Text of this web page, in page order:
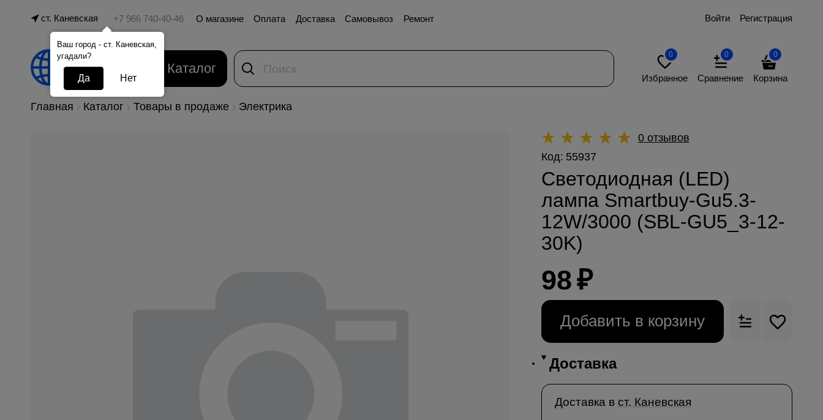
ст. Каневская О магазине Оплата Доставка Самовывоз Ремонт Войти Регистрация
Каталог
0
Избранное
0
Сравнение
0
Корзина
Главная Каталог Товары в продаже Электрика
0 отзывов
Код: 55937
Светодиодная (LED)
лампа Smartbuy-Gu5.3-
12W/3000 (SBL-GU5_3-12-
30K)
98₽
Добавить в корзину
Доставка
Доставка в ст. Каневская
Ваш город - ст. Каневская,
угадали?
Да Нет